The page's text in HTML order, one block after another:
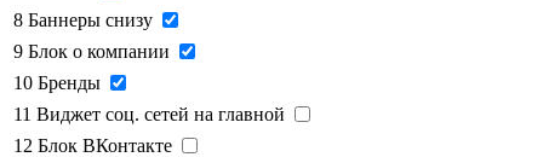
8 Баннеры снизу
9 Блок о компании
10 Бренды
11 Виджет соц. сетей на главной
12 Блок ВКонтакте